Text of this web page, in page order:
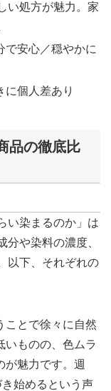
い処方が魅力。家
で安心／穏やかに
に個人差あり
品の徹底比
い染まるのか」は
や染料の濃度、
以下、それぞれの
ことで徐々に自然
いものの、色ムラ
が魅力です。週
始めるという声